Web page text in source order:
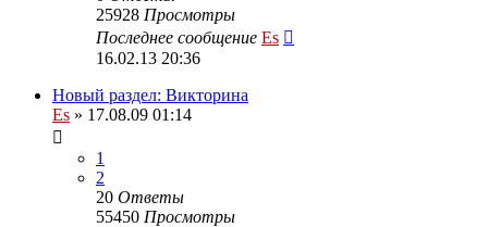
25928 Просмотры
Последнее сообщение Es
16.02.13 20:36
Новый раздел: Викторина
Es » 17.08.09 01:14
1
2
20 Ответы
55450 Просмотры